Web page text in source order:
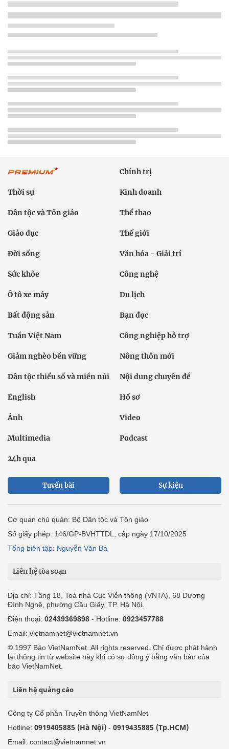
Chính trị
Thời sự Kinh doanh
Dân tộc và Tôn giáo Thể thao
Giáo dục Thế giới
Đời sống Văn hóa - Giải trí
Sức khỏe Công nghệ
Ô tô xe máy Du lịch
Bất động sản Bạn đọc
Tuần Việt Nam Công nghiệp hỗ trợ
Giảm nghèo bền vững Nông thôn mới
Dân tộc thiểu số và miền núi Nội dung chuyên đề
English Hồ sơ
Ảnh Video
Multimedia Podcast
24h qua
Tuyến bài Sự kiện
Cơ quan chủ quản: Bộ Dân tộc và Tôn giáo
Số giấy phép: 146/GP-BVHTTDL, cấp ngày 17/10/2025
Tổng biên tập: Nguyễn Văn Bá
Liên hệ tòa soạn
Địa chỉ: Tầng 18, Toà nhà Cục Viễn thông (VNTA), 68 Dương
Đình Nghệ, phường Cầu Giấy, TP. Hà Nội.
Điện thoại: 02439369898 - Hotline: 0923457788
Email: vietnamnet@vietnamnet.vn
© 1997 Báo VietNamNet. All rights reserved. Chỉ được phát hành
lại thông tin từ website này khi có sự đồng ý bằng văn bản của
báo VietNamNet.
Liên hệ quảng cáo
Công ty Cổ phần Truyền thông VietNamNet
Hotline: 0919405885 (Hà Nội) - 0919435885 (Tp.HCM)
Email: contact@vietnamnet.vn